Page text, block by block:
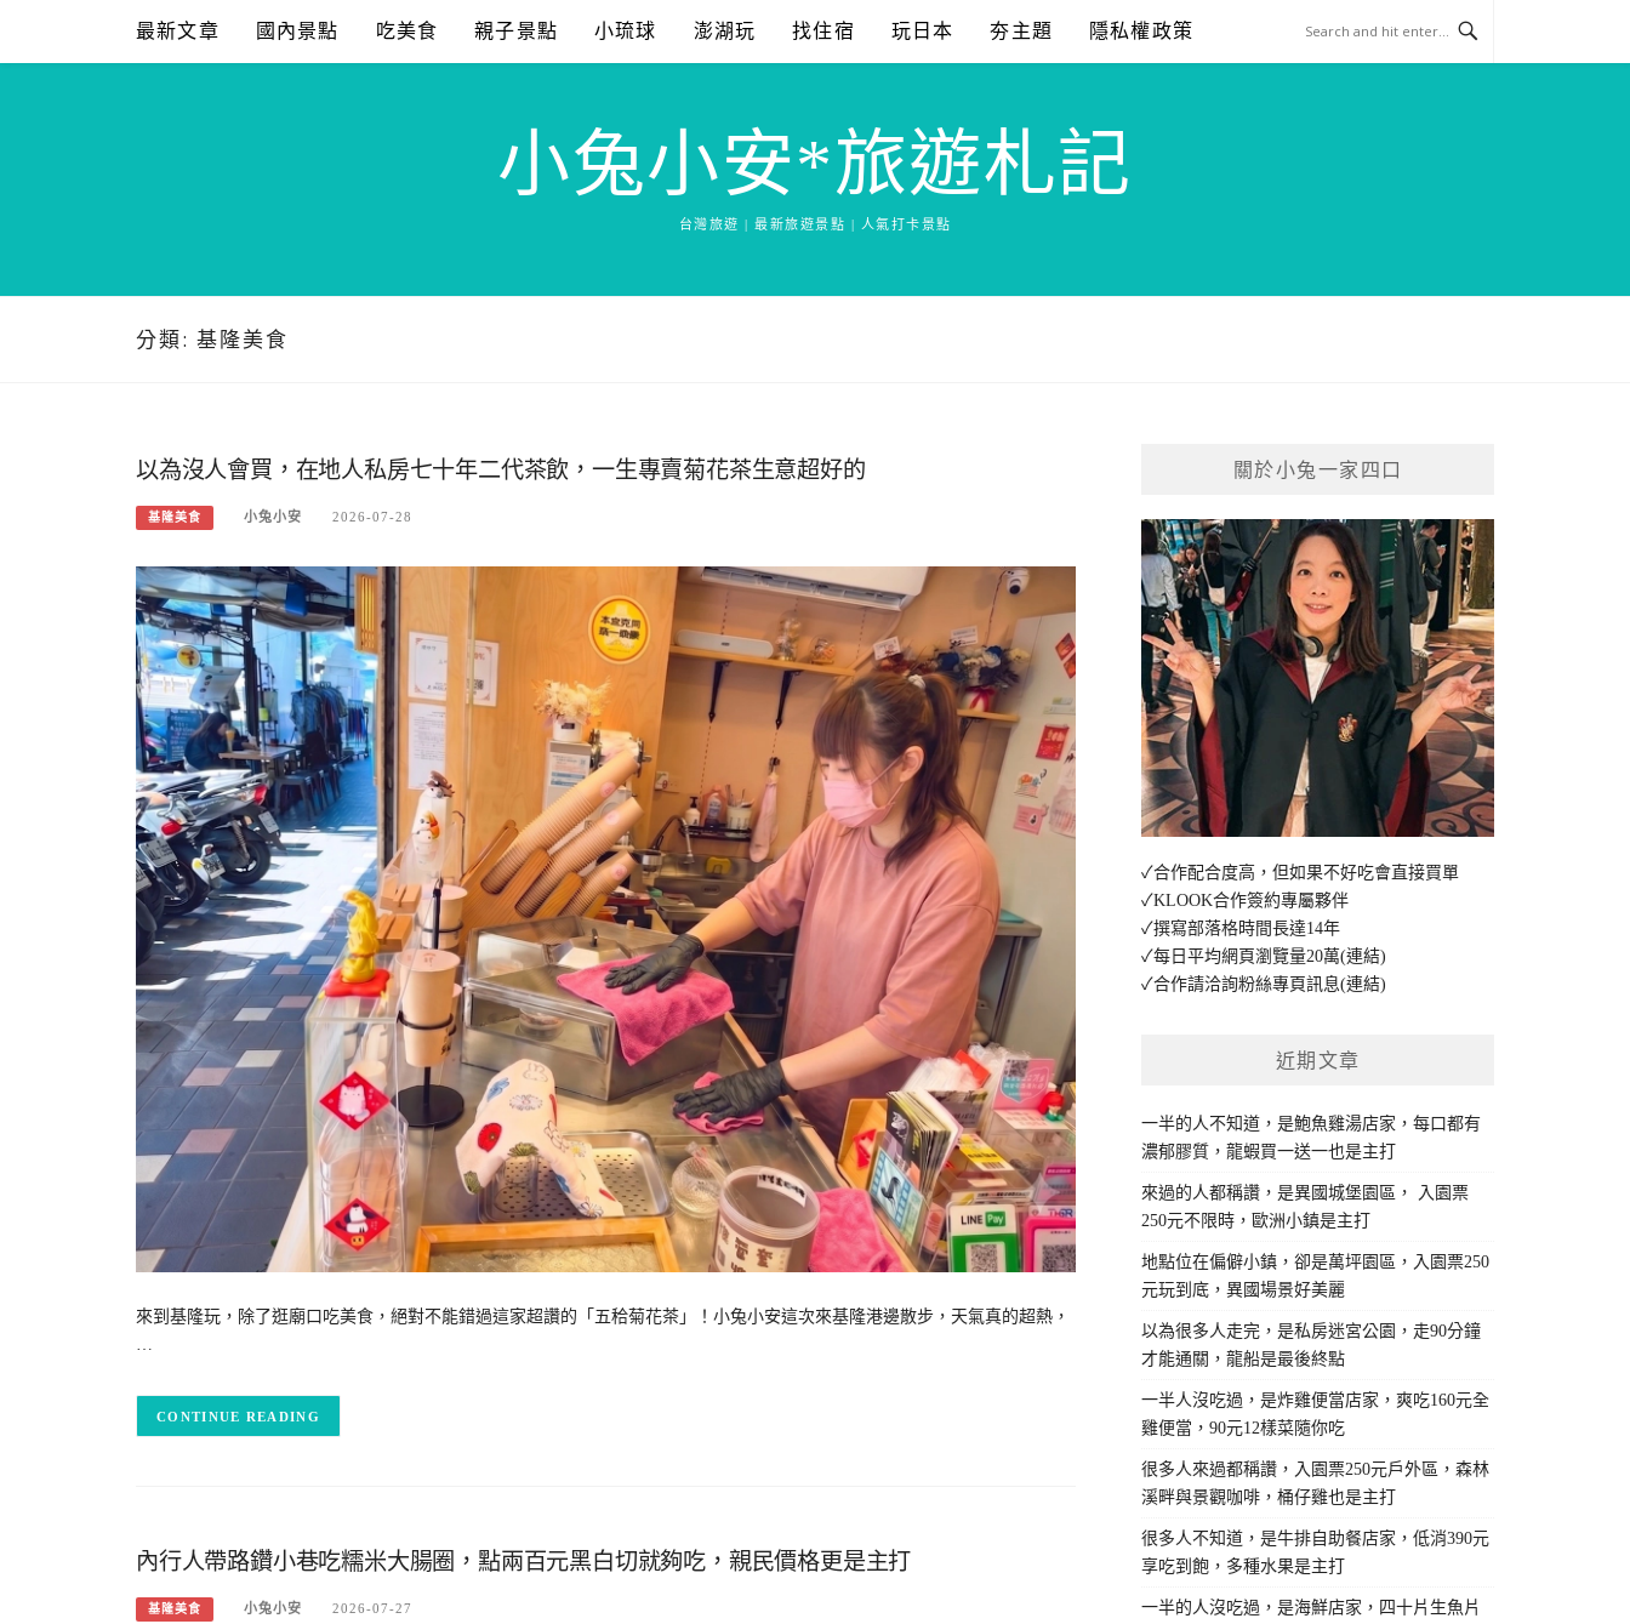
content
最新文章 國內景點 吃美食 親子景點 小琉球 澎湖玩 找住宿 玩日本 夯主題 隱私權政策
小兔小安*旅遊札記
台灣旅遊 | 最新旅遊景點 | 人氣打卡景點
分類: 基隆美食
以為沒人會買，在地人私房七十年二代茶飲，一生專賣菊花茶生意超好的
基隆美食 小兔小安 2026-07-28
來到基隆玩，除了逛廟口吃美食，絕對不能錯過這家超讚的「五秴菊花茶」！小兔小安這次來基隆港邊散步，天氣真的超熱，
…
CONTINUE READING
內行人帶路鑽小巷吃糯米大腸圈，點兩百元黑白切就夠吃，親民價格更是主打
基隆美食 小兔小安 2026-07-27
關於小兔一家四口
✓合作配合度高，但如果不好吃會直接買單
✓KLOOK合作簽約專屬夥伴
✓撰寫部落格時間長達14年
✓每日平均網頁瀏覽量20萬(連結)
✓合作請洽詢粉絲專頁訊息(連結)
近期文章
一半的人不知道，是鮑魚雞湯店家，每口都有
濃郁膠質，龍蝦買一送一也是主打
來過的人都稱讚，是異國城堡園區， 入園票
250元不限時，歐洲小鎮是主打
地點位在偏僻小鎮，卻是萬坪園區，入園票250
元玩到底，異國場景好美麗
以為很多人走完，是私房迷宮公園，走90分鐘
才能通關，龍船是最後終點
一半人沒吃過，是炸雞便當店家，爽吃160元全
雞便當，90元12樣菜隨你吃
很多人來過都稱讚，入園票250元戶外區，森林
溪畔與景觀咖啡，桶仔雞也是主打
很多人不知道，是牛排自助餐店家，低消390元
享吃到飽，多種水果是主打
一半的人沒吃過，是海鮮店家，四十片生魚片